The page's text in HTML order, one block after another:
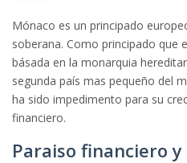
Mónaco es un principado
soberana. Como principado que
básada en la monarquia
segunda país mas pequeño del
ha sido impedimento para su
financiero.
Paraiso financiero y